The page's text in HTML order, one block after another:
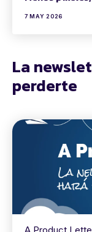
7 MAY 2026
La
perderte